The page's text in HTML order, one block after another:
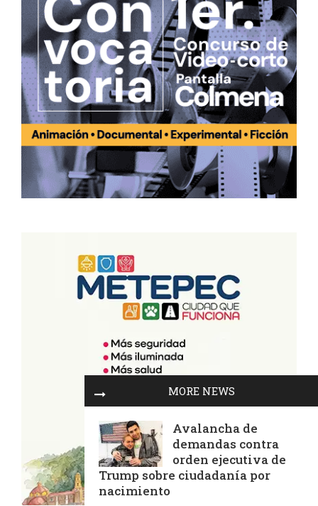
MORE NEWS
Avalancha de
demandas contra
orden ejecutiva de
Trump sobre ciudadanía por
nacimiento